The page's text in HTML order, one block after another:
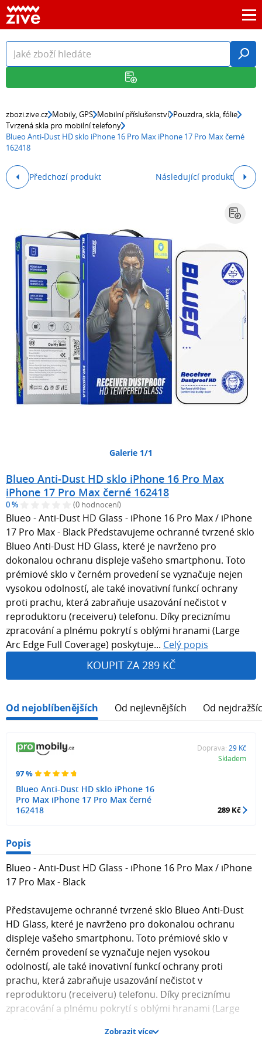
zbozi.zive.cz Mobily, GPS Mobilní příslušenství Pouzdra, skla, fólie
Tvrzená skla pro mobilní telefony
Blueo Anti-Dust HD sklo iPhone 16 Pro Max iPhone 17 Pro Max černé
162418
Předchozí produkt Následující produkt
Galerie 1/1
Blueo Anti-Dust HD sklo iPhone 16 Pro Max
iPhone 17 Pro Max černé 162418
0 % (0 hodnocení)
Blueo - Anti-Dust HD Glass - iPhone 16 Pro Max / iPhone
17 Pro Max - Black Představujeme ochranné tvrzené sklo
Blueo Anti-Dust HD Glass, které je navrženo pro
dokonalou ochranu displeje vašeho smartphonu. Toto
prémiové sklo v černém provedení se vyznačuje nejen
vysokou odolností, ale také inovativní funkcí ochrany
proti prachu, která zabraňuje usazování nečistot v
reproduktoru (receiveru) telefonu. Díky preciznímu
zpracování a plnému pokrytí s oblými hranami (Large
Arc Edge Full Coverage) poskytuje... Celý popis
KOUPIT ZA 289 KČ
Od nejoblíbenějších Od nejlevnějších Od
97 %
Blueo Anti-Dust HD sklo iPhone 16
Pro Max iPhone 17 Pro Max černé
162418
Doprava: 29 Kč
Skladem
289 Kč
Popis
Blueo - Anti-Dust HD Glass - iPhone 16 Pro Max / iPhone
17 Pro Max - Black
Představujeme ochranné tvrzené sklo Blueo Anti-Dust
HD Glass, které je navrženo pro dokonalou ochranu
displeje vašeho smartphonu. Toto prémiové sklo v
černém provedení se vyznačuje nejen vysokou
odolností, ale také inovativní funkcí ochrany proti
prachu, která zabraňuje usazování nečistot v
reproduktoru (receiveru) telefonu. Díky preciznímu
zpracování a plnému pokrytí s oblými hranami (Large
ochranu celého displeje a zároveň zajišťuje komfortní a
Zobrazit více